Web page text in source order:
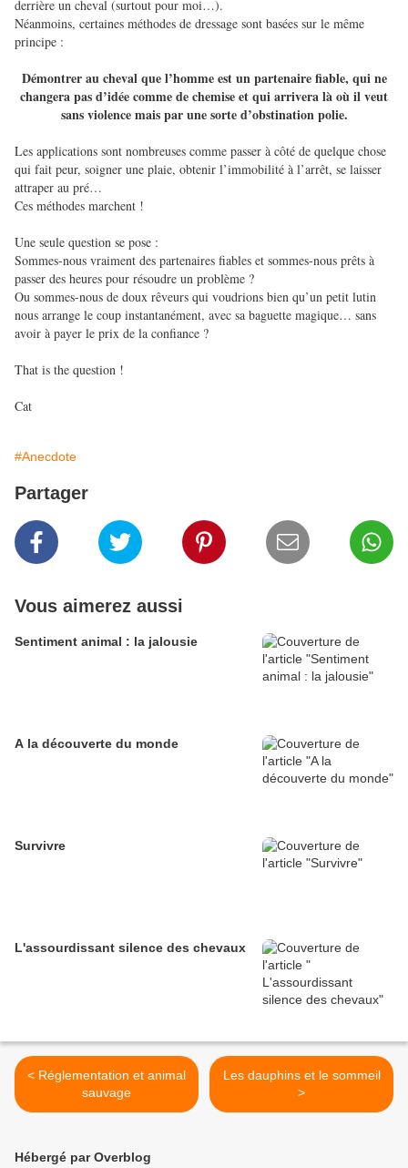
derrière un cheval (surtout pour moi…).
Néanmoins, certaines méthodes de dressage sont basées sur le même
principe :
Démontrer au cheval que l’homme est un partenaire fiable, qui ne
changera pas d’idée comme de chemise et qui arrivera là où il veut
sans violence mais par une sorte d’obstination polie.
Les applications sont nombreuses comme passer à côté de quelque chose
qui fait peur, soigner une plaie, obtenir l’immobilité à l’arrêt, se laisser
attraper au pré…
Ces méthodes marchent !
Une seule question se pose :
Sommes-nous vraiment des partenaires fiables et sommes-nous prêts à
passer des heures pour résoudre un problème ?
Ou sommes-nous de doux rêveurs qui voudrions bien qu’un petit lutin
nous arrange le coup instantanément, avec sa baguette magique… sans
avoir à payer le prix de la confiance ?
That is the question !
Cat
#Anecdote
Partager
Vous aimerez aussi
Sentiment animal : la jalousie
A la découverte du monde
Survivre
L'assourdissant silence des chevaux
< Réglementation et animal
sauvage
Les dauphins et le sommeil
>
Hébergé par Overblog